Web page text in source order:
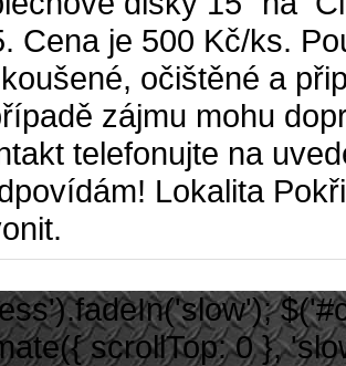
Cena je 500 Kč/ks.
očištěné a
zájmu mohu
telefonujte na
Lokalita
scrollTop: 0 },